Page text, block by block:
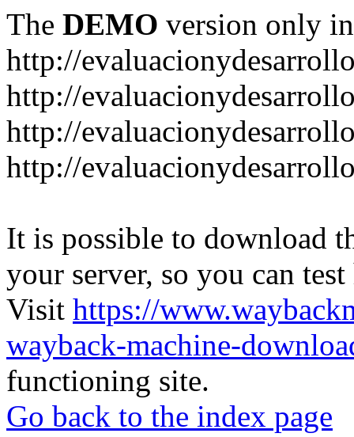
The DEMO version only
http://
http://
http://
http://
It is possible to download
your server, so you can
Visit https://
wayback-machine-
functioning site.
Go back to the index page